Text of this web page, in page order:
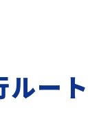
ルート